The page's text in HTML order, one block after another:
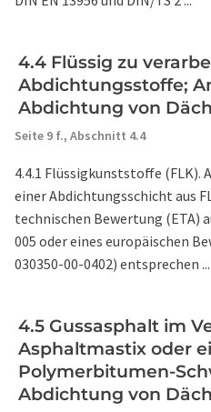
4.4 Flüssig zu
Abdichtungsstoffe;
Abdichtung von
Seite 9 f., Abschnitt 4.4
4.4.1 Flüssigkunststoffe (FLK).
einer Abdichtungsschicht aus
technischen Bewertung (ETA)
005 oder eines europäischen
030350-00-0402) entsprechen ...
4.5 Gussasphalt im
Asphaltmastix oder
Polymerbitumen-
Abdichtung von